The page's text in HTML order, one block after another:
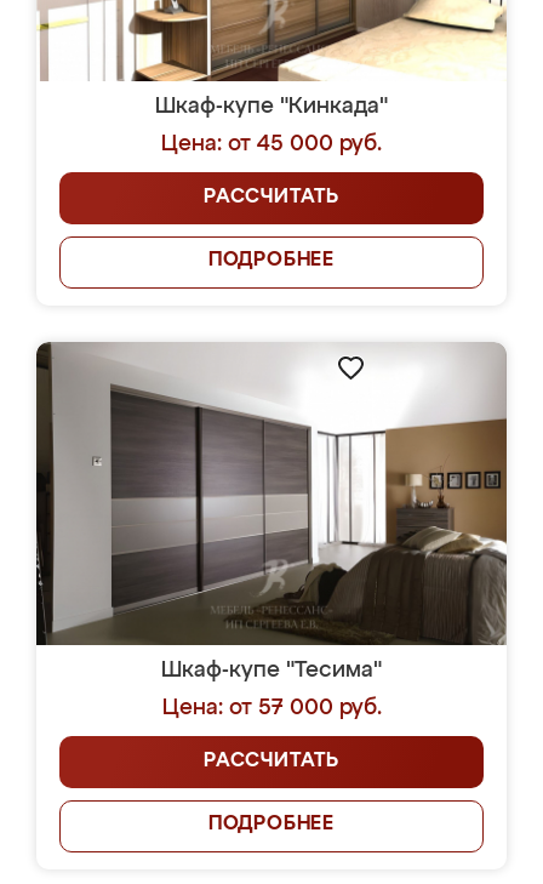
Шкаф-купе "Кинкада"
Цена: от 45 000 руб.
РАССЧИТАТЬ
ПОДРОБНЕЕ
Шкаф-купе "Тесима"
Цена: от 57 000 руб.
РАССЧИТАТЬ
ПОДРОБНЕЕ